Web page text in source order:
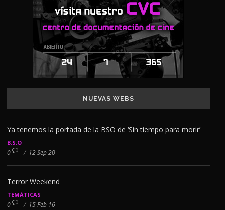
NUEVAS WEBS
Ya tenemos la portada de la BSO de ‘Sin tiempo para morir’
B.S.O
0 / 12 Sep 20
Terror Weekend
TEMÁTICAS
0 / 15 Feb 16